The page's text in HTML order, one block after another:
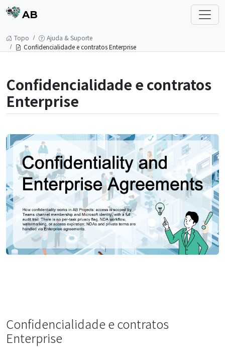
AB
Topo
Ajuda & Suporte
Confidencialidade e contratos Enterprise
Confidencialidade e contratos
Enterprise
Confidencialidade e contratos
Enterprise